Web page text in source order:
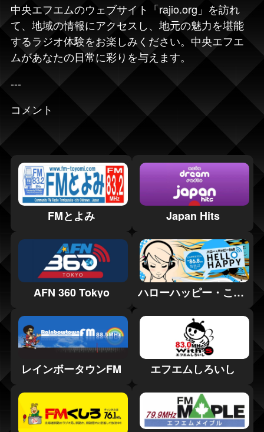
中央エフエムのウェブサイト「rajio.org」を訪れ
て、地域の情報にアクセスし、地元の魅力を堪能
するラジオ体験をお楽しみください。中央エフエ
ムがあなたの日常に彩りを与えます。
---
コメント
FMとよみ Japan Hits
AFN 360 Tokyo ハローハッピー・こしがやエフエム
レインボータウンFM エフエムしろいし